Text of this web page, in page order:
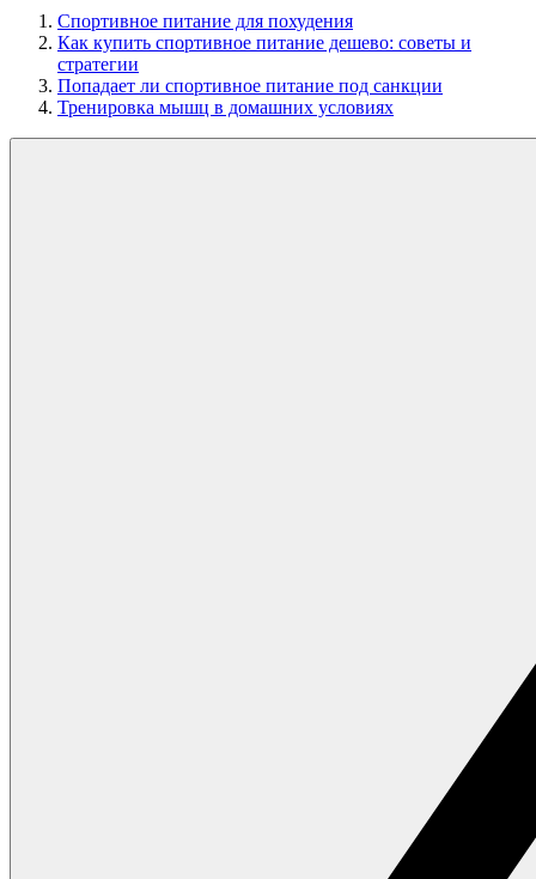
Спортивное питание для похудения
Как купить спортивное питание дешево: советы и
стратегии
Попадает ли спортивное питание под санкции
Тренировка мышц в домашних условиях